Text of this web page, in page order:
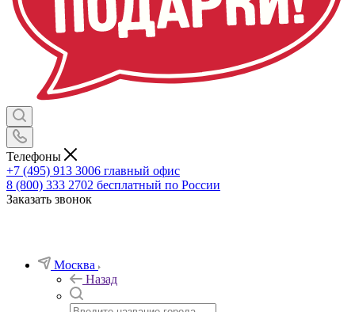
Телефоны
+7 (495) 913 3006 главный офис
8 (800) 333 2702 бесплатный по России
Заказать звонок
Москва
Назад